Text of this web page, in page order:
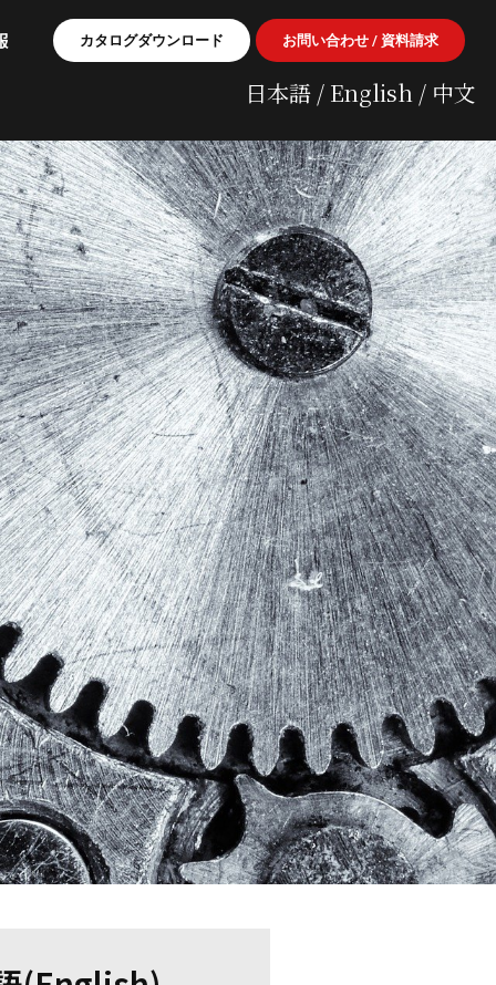
カタログダウンロード お問い合わせ / 資料請求
日本語 / English / 中文